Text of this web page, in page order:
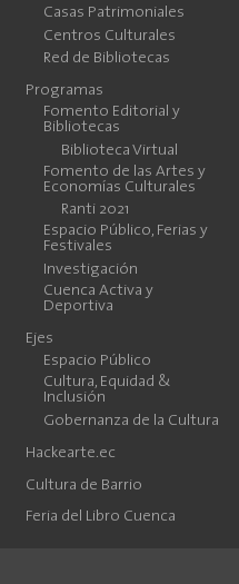
Casas Patrimoniales
Centros Culturales
Red de Bibliotecas
Programas
Fomento Editorial y
Bibliotecas
Biblioteca Virtual
Fomento de las Artes y
Economías Culturales
Ranti 2021
Espacio Público, Ferias y
Festivales
Investigación
Cuenca Activa y
Deportiva
Ejes
Espacio Público
Cultura, Equidad &
Inclusión
Gobernanza de la Cultura
Hackearte.ec
Cultura de Barrio
Feria del Libro Cuenca